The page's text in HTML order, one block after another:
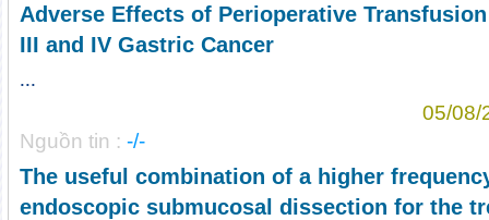
Adverse Effects of Perioperative
III and IV Gastric Cancer
...
05/08/
Nguồn tin : -/-
The useful combination of a higher
endoscopic submucosal dissection for the